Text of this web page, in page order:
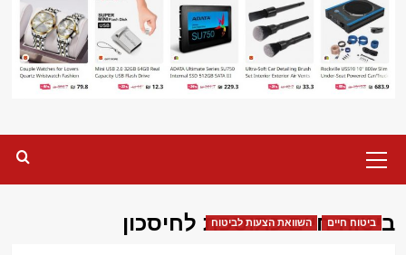
Menu
ביטוח חיים כתוספת לחיסכון
ביטוח חיים השוואת הצעות לביטוח